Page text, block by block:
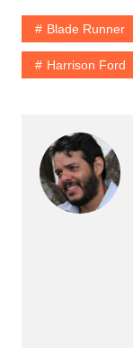
Blade Runner
Harrison Ford